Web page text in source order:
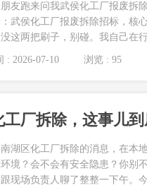
友跑来问我武侯化工厂报废拆
武侯化工厂报废拆除招标，核
这两把刷子，别碰。我自己在
: 2026-07-10 浏览 : 95
厂拆除，这事儿
湖区化工厂拆除的消息，在本
境？会不会有安全隐患？你别
现场负责人聊了整整一下午。